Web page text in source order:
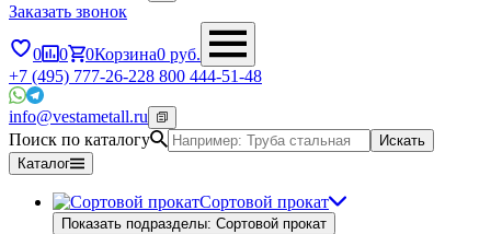
Заказать звонок
0 0 0Корзина0 руб.
+7 (495) 777-26-228 800 444-51-48
info@vestametall.ru
Поиск по каталогу
Искать
Каталог
Сортовой прокат
Показать подразделы: Сортовой прокат